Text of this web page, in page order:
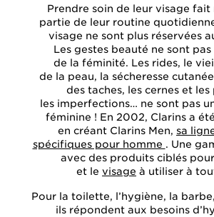
Prendre soin de leur visage
partie de leur routine
visage ne sont plus réservées
Les gestes beauté ne sont pas
de la féminité. Les rides, le
de la peau, la sécheresse
des taches, les cernes et les
les imperfections… ne sont pas
féminine ! En 2002, Clarins a
en créant Clarins Men, sa
spécifiques pour homme . Une
avec des produits ciblés
et le visage à utiliser à
Pour la toilette, l’hygiène, la
ils répondent aux besoins